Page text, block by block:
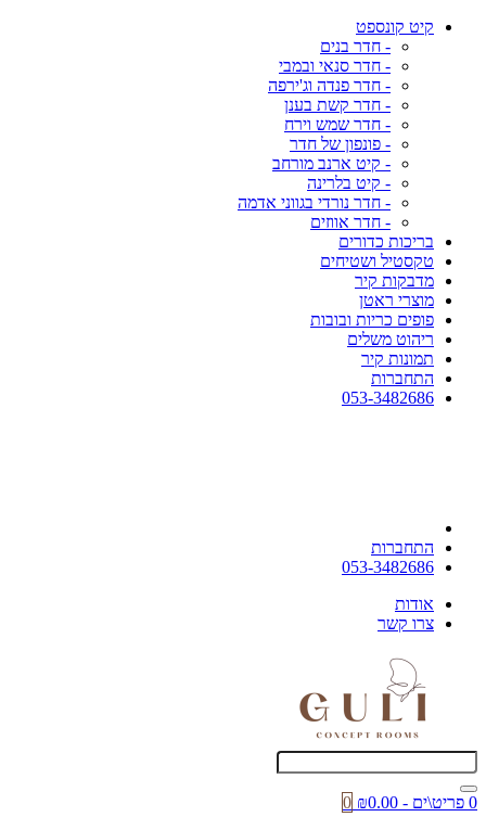
קיט קונספט
- חדר בנים
- חדר סנאי ובמבי
- חדר פנדה וג'ירפה
- חדר קשת בענן
- חדר שמש וירח
- פונפון של חדר
- קיט ארנב מורחב
- קיט בלרינה
- חדר נורדי בגווני אדמה
- חדר אווזים
בריכות כדורים
טקסטיל ושטיחים
מדבקות קיר
מוצרי ראטן
פופים כריות ובובות
ריהוט משלים
תמונות קיר
התחברות
053-3482686
התחברות
053-3482686
אודות
צרו קשר
0 פריט\ים - ₪0.00
0